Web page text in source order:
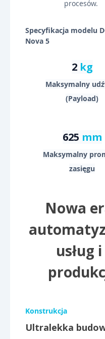
procesów.
Specyfikacja modelu
Nova 5
2 kg
Maksymalny
(Payload)
625 mm
Maksymalny
zasięgu
Nowa
usług i
Konstrukcja
Ultralekka